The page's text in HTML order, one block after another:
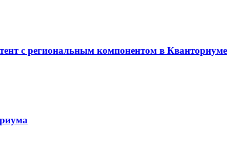
с региональным компонентом в Кванториуме